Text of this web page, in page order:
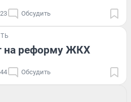
Обсудить
на реформу ЖКХ
Обсудить